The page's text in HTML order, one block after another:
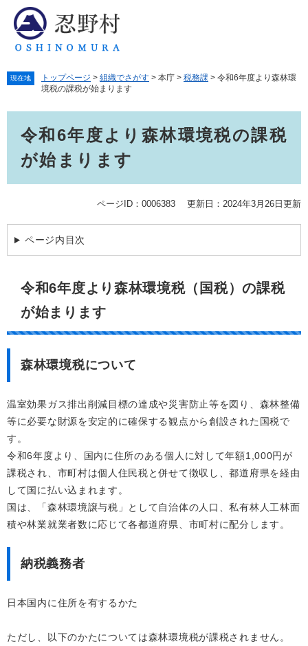
現在地 トップページ > 組織でさがす > 本庁 > 税務課 > 令和6年度より森林環
境税の課税が始まります
令和6年度より森林環境税の課税
が始まります
ページID：0006383 更新日：2024年3月26日更新
ページ内目次
令和6年度より森林環境税（国税）の課税
が始まります
森林環境税について
温室効果ガス排出削減目標の達成や災害防止等を図り、森林整備
等に必要な財源を安定的に確保する観点から創設された国税で
す。
令和6年度より、国内に住所のある個人に対して年額1,000円が
課税され、市町村は個人住民税と併せて徴収し、都道府県を経由
して国に払い込まれます。
国は、「森林環境譲与税」として自治体の人口、私有林人工林面
積や林業就業者数に応じて各都道府県、市町村に配分します。
納税義務者
日本国内に住所を有するかた
ただし、以下のかたについては森林環境税が課税されません。